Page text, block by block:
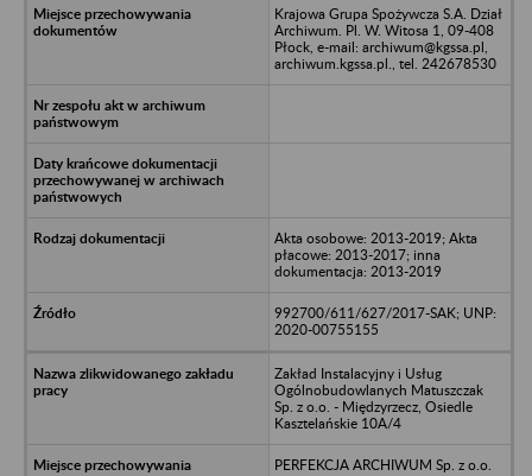
Krajowa Grupa Spożywcza S.A. Dział
Archiwum. Pl. W. Witosa 1, 09-408
Płock, e-mail: archiwum@kgssa.pl,
archiwum.kgssa.pl., tel. 242678530
Akta osobowe: 2013-2019; Akta
płacowe: 2013-2017; inna
dokumentacja: 2013-2019
992700/611/627/2017-SAK; UNP:
2020-00755155
Zakład Instalacyjny i Usług
Ogólnobudowlanych Matuszczak
Sp. z o.o. - Międzyrzecz, Osiedle
Kasztelańskie 10A/4
PERFEKCJA ARCHIWUM Sp. z o.o.